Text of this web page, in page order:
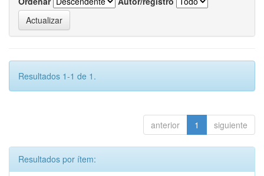
Resultados 1-1 de 1.
anterior 1 siguiente
Resultados por ítem: